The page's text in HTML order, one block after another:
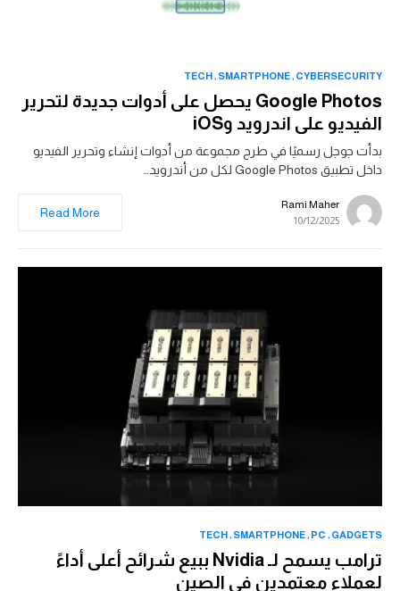
CYBERSECURITY
SMARTPHONE
TECH
Google Photos يحصل على أدوات جديدة لتحرير
الفيديو على اندرويد وiOS
بدأت جوجل رسميًا في طرح مجموعة من أدوات إنشاء وتحرير الفيديو
داخل تطبيق Google Photos لكل من أندرويد…
Rami Maher
10/12/2025
Read More
GADGETS
PC
SMARTPHONE
TECH
ترامب يسمح لـ Nvidia ببيع شرائح أعلى أداءً
لعملاء معتمدين في الصين